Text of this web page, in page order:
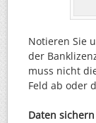
Notieren Sie
der
muss nicht
Feld ab oder
Daten sichern